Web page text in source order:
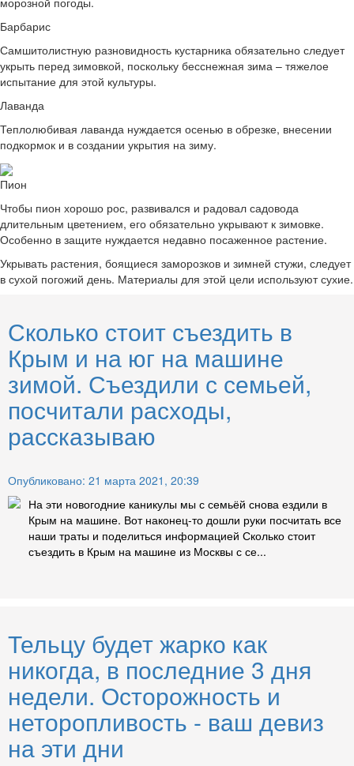
Барбарис
Самшитолистную разновидность кустарника обязательно следует
укрыть перед зимовкой, поскольку бесснежная зима – тяжелое
испытание для этой культуры.
Лаванда
Теплолюбивая лаванда нуждается осенью в обрезке, внесении
подкормок и в создании укрытия на зиму.
Пион
Чтобы пион хорошо рос, развивался и радовал садовода
длительным цветением, его обязательно укрывают к зимовке.
Особенно в защите нуждается недавно посаженное растение.
Укрывать растения, боящиеся заморозков и зимней стужи, следует
в сухой погожий день. Материалы для этой цели используют сухие.
Сколько стоит съездить в
Крым и на юг на машине
зимой. Съездили с семьей,
посчитали расходы,
рассказываю
Опубликовано: 21 марта 2021, 20:39
На эти новогодние каникулы мы с семьёй снова ездили в
Крым на машине. Вот наконец-то дошли руки посчитать все
наши траты и поделиться информацией Сколько стоит
съездить в Крым на машине из Москвы с се...
Тельцу будет жарко как
никогда, в последние 3 дня
недели. Осторожность и
неторопливость - ваш девиз
на эти дни